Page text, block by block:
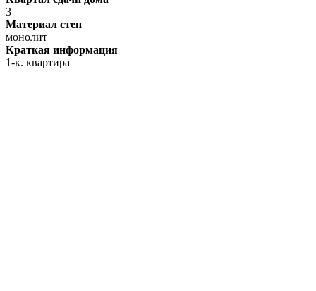
3
Материал стен
монолит
Краткая информация
1-к. квартира